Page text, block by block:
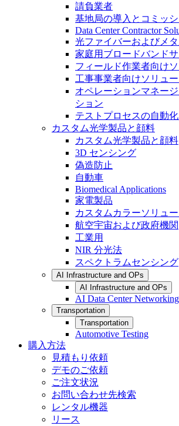
請負業者
基地局の導入とコミッ
Data Center Contractor
光ファイバーおよびメ
家庭用ブロードバンド
フィールド作業者向け
工事事業者向けソリュ
オペレーションマネー
ション
テストプロセスの自動化
カスタム光学製品と顔料
カスタム光学製品と顔料
3D センシング
偽造防止
自動車
Biomedical Applications
家電製品
カスタムカラーソリュ
航空宇宙および政府機関
工業用
NIR 分光法
スペクトラムセンシング
AI Infrastructure and OPs
AI Infrastructure and OPs
AI Data Center
Transportation
Transportation
Automotive Testing
購入方法
見積もり依頼
デモのご依頼
ご注文状況
お問い合わせ先検索
レンタル機器
リース